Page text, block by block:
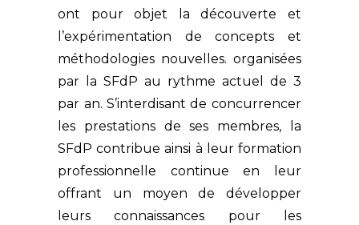
ont pour objet la découverte et
l’expérimentation de concepts et
méthodologies nouvelles. organisées
par la SFdP au rythme actuel de 3
par an. S’interdisant de concurrencer
les prestations de ses membres, la
SFdP contribue ainsi à leur formation
professionnelle continue en leur
offrant un moyen de développer
leurs connaissances pour les